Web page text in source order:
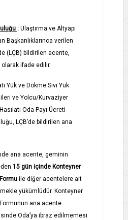
: Ulaştırma ve Altyapı
Başkanlıklarınca verilen
(LÇB) bildirilen acente,
olarak ifade edilir.
Yük ve Dökme Sıvı Yük
ve Yolcu/Kurvaziyer
Oda Payı Ücreti
LÇB’de bildirilen ana
ana acente, geminin
15 gün içinde Konteyner
ile diğer acentelere ait
yükümlüdür. Konteyner
ana acente
Oda’ya ibraz edilmemesi